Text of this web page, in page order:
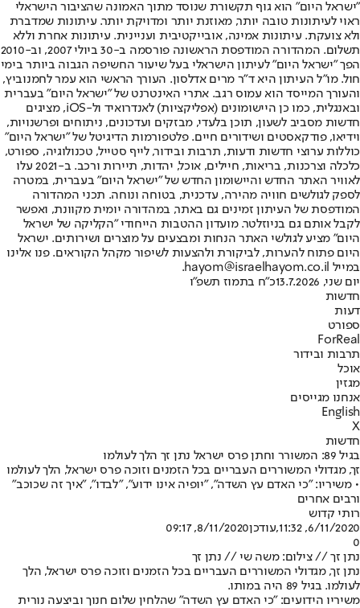
"ישראל היום" הוא גוף תקשורת שנוסד מתוך האמונה שהציבור הישראלי
ראוי לעיתונות טובה יותר, מאוזנת יותר ומדויקת יותר. עיתונות שמדברת
ולא צועקת. עיתונות אמינה, אובייקטיבית ועניינית. עיתונות אחרת וללא
תשלום. המהדורה המודפסת הראשונה פורסמה ב-30 ביולי 2007, וב-2010
הפך "ישראל היום" לעיתון הישראלי בעל שיעור החשיפה הגבוה ביותר בימי
חול. מו"ל העיתון היא ד"ר מרים אדלסון. העורך הראשי הוא עמר לחמנוביץ,
והעורך המייסד הוא עמוס רגב. אתרי האינטרנט של "ישראל היום" בעברית
ובאנגלית, כמו כן היישומונים (אפליקציות) לאנדרואיד ול-iOS, מציגים
חדשות מסביב לשעון, תוכן בלעדי, מבזקים ועדכונים, ניתוחים ופרשנויות,
וידיאו, פודקאסטים ושידורים חיים. פלטפורמות הדיגיטל של "ישראל היום"
כוללות ערוצי חדשות ודעות, תרבות ובידור, לייף סטייל, טכנולוגיה, ספורט,
כלכלה וצרכנות, בריאות, חיילים, אוכל, יהדות, תיירות ורכב. ב-2021 עלו
לאוויר האתר החדש והיישומון החדש של "ישראל היום" בעברית, במטרה
לספק לגולשים חוויה מהירה, עדכנית, בטוחה ונוחה. תכני המהדורה
המודפסת של העיתון זמינים גם באתר, במהדורה יומית מקוונת, ואפשר
לקבל אותם גם בניוזלטר. מועדון ההטבות הייחודי "הקליקה של ישראל
היום" מציע לגולשי האתר הנחות ומבצעים על מוצרים ושירותים. ישראל
היום פתוח להערות, לביקורת ולהצעות לשיפור מקהל הקוראים. פנו אלינו
במייל hayom@israelhayom.co.il.
יום שני, 13.7.2026
כ"ח בתמוז תשפ"ו
חדשות
דעות
ספורט
ForReal
תרבות ובידור
אוכל
מגזין
אנחנו מגייסים
English
X
חדשות
בגיל 89: המשורר וחתן פרס ישראל נתן זך הלך לעולמו
זך, מגדולי המשוררים העבריים בכל הזמנים וזוכה פרס ישראל, הלך לעולמו
• משיריו: "כי האדם עץ השדה", "יופיה אינו ידוע", "לבדו", "איך זה שכוכב"
ורבים אחרים
רותי קדוש
6/11/2020, 11:32
,עודכן8/11/2020, 09:17
0
נתן זך // צילום: משה שי // נתן זך
נתן זך, מגדולי המשוררים העבריים בכל הזמנים וזוכה פרס ישראל, הלך
לעולמו. בגיל 89 היה במותו.
משיריו הידועים: "כי האדם עץ השדה" שהלחין שלום חנוך וביצעה נורית